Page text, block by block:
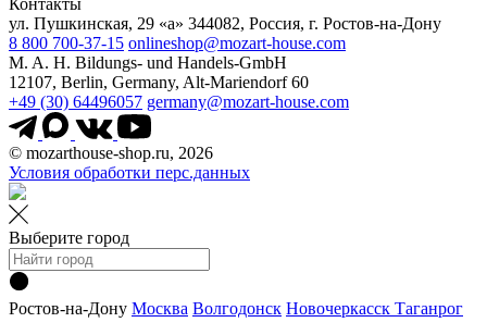
Контакты
ул. Пушкинская, 29 «а» 344082, Россия, г. Ростов-на-Дону
8 800 700-37-15 onlineshop@mozart-house.com
M. A. H. Bildungs- und Handels-GmbH
12107, Berlin, Germany, Alt-Mariendorf 60
+49 (30) 64496057 germany@mozart-house.com
© mozarthouse-shop.ru, 2026
Условия обработки перс.данных
Выберите город
Ростов-на-Дону Москва Волгодонск Новочеркасск Таганрог